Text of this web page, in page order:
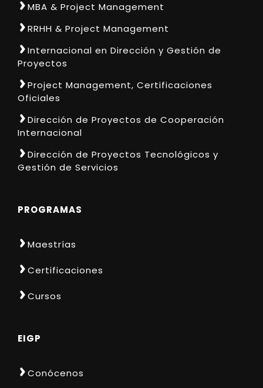
MBA & Project Management
RRHH & Project Management
Internacional en Dirección y Gestión de
Proyectos
Project Management, Certificaciones
Oficiales
Dirección de Proyectos de Cooperación
Internacional
Dirección de Proyectos Tecnológicos y
Gestión de Servicios
PROGRAMAS
Maestrías
Certificaciones
Cursos
EIGP
Conócenos